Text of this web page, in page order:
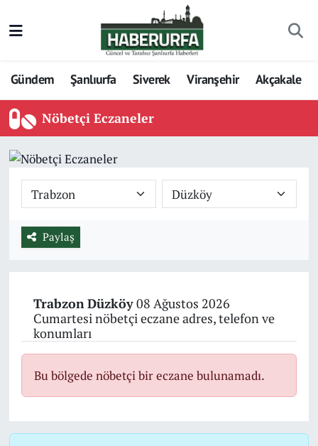
Gündem Şanlıurfa Siverek Viranşehir Akçakale
Nöbetçi Eczaneler
Paylaş
TrabzonDüzköy08 Ağustos 2026
Cumartesi nöbetçi eczane adres, telefon ve
konumları
Bu bölgede nöbetçi bir eczane bulunamadı.